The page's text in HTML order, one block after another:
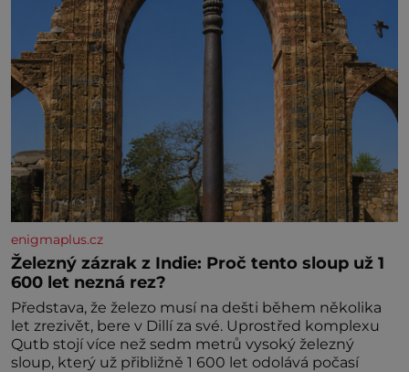
enigmaplus.cz
Železný zázrak z Indie: Proč tento sloup už 1
600 let nezná rez?
Představa, že železo musí na dešti během několika
let zrezivět, bere v Dillí za své. Uprostřed komplexu
Qutb stojí více než sedm metrů vysoký železný
sloup, který už přibližně 1 600 let odolává počasí